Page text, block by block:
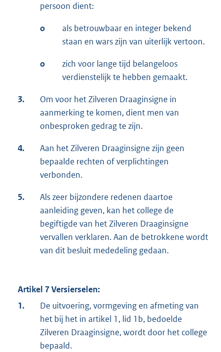
persoon dient:
o
als betrouwbaar en integer bekend
staan en wars zijn van uiterlijk vertoon.
o
zich voor lange tijd belangeloos
verdienstelijk te hebben gemaakt.
3.
Om voor het Zilveren Draaginsigne in
aanmerking te komen, dient men van
onbesproken gedrag te zijn.
4.
Aan het Zilveren Draaginsigne zijn geen
bepaalde rechten of verplichtingen
verbonden.
5.
Als zeer bijzondere redenen daartoe
aanleiding geven, kan het college de
begiftigde van het Zilveren Draaginsigne
vervallen verklaren. Aan de betrokkene wordt
van dit besluit mededeling gedaan.
Artikel 7 Versierselen:
1.
De uitvoering, vormgeving en afmeting van
het bij het in artikel 1, lid 1b, bedoelde
Zilveren Draaginsigne, wordt door het college
bepaald.